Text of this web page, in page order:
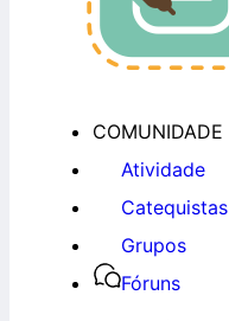
COMUNIDADE
Atividade
Catequistas
Grupos
Fóruns